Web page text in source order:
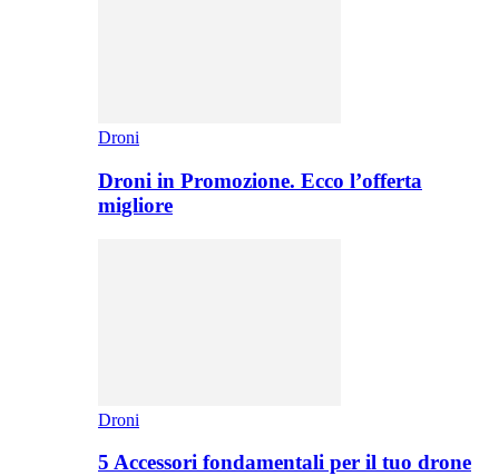
Droni
Droni in Promozione. Ecco l’offerta
migliore
Droni
5 Accessori fondamentali per il tuo drone